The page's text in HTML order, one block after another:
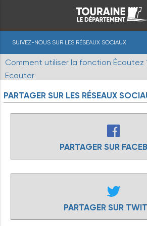
SUIVEZ-NOUS SUR LES RÉSEAUX SOCIAUX
Comment utiliser la fonction Écoutez
Ecouter
PARTAGER SUR LES RÉSEAUX
PARTAGER SUR
PARTAGER SUR